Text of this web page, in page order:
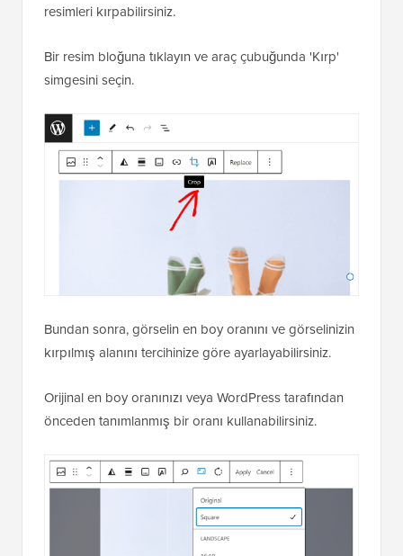
resimleri kırpabilirsiniz.
Bir resim bloğuna tıklayın ve araç çubuğunda 'Kırp'
simgesini seçin.
Bundan sonra, görselin en boy oranını ve görselinizin
kırpılmış alanını tercihinize göre ayarlayabilirsiniz.
Orijinal en boy oranınızı veya WordPress tarafından
önceden tanımlanmış bir oranı kullanabilirsiniz.